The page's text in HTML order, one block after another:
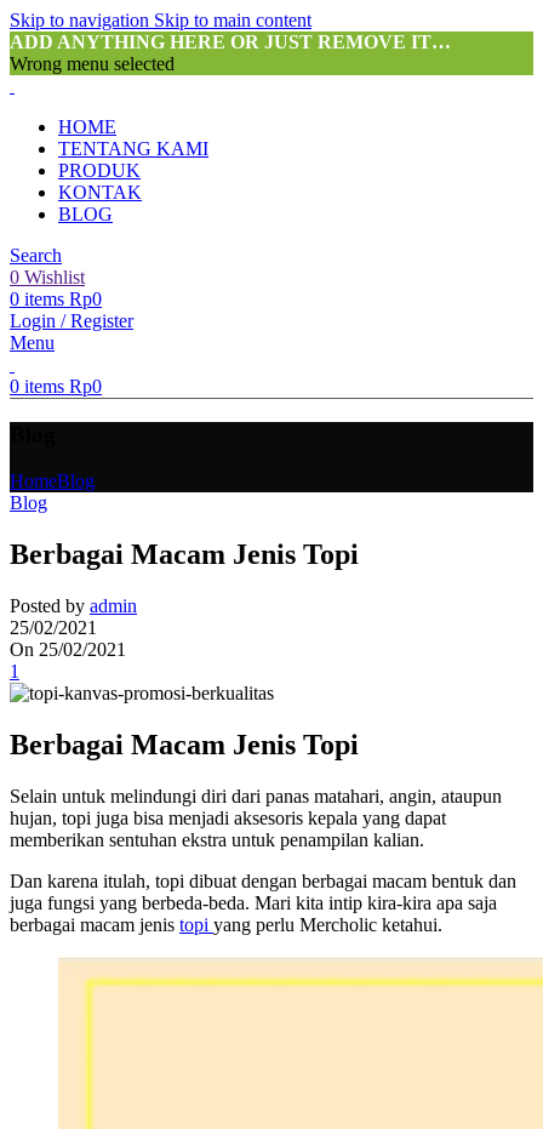
Skip to navigation Skip to main content
ADD ANYTHING HERE OR JUST REMOVE IT…
Wrong menu selected
HOME
TENTANG KAMI
PRODUK
KONTAK
BLOG
Search
0 Wishlist
0 items Rp0
Login / Register
Menu
0 items Rp0
HomeBlog
Blog
Berbagai Macam Jenis Topi
Posted by admin
25/02/2021
On 25/02/2021
1
Berbagai Macam Jenis Topi
Selain untuk melindungi diri dari panas matahari, angin, ataupun
hujan, topi juga bisa menjadi aksesoris kepala yang dapat
memberikan sentuhan ekstra untuk penampilan kalian.
Dan karena itulah, topi dibuat dengan berbagai macam bentuk dan
juga fungsi yang berbeda-beda. Mari kita intip kira-kira apa saja
berbagai macam jenis topi yang perlu Mercholic ketahui.